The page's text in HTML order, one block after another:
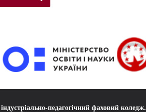
педагогічний фаховий коледж.